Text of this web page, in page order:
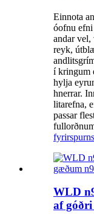
Einnota
óofnu efni
andar
reyk,
í kringum
hylja
hnerrar.
litarefna,
passar
fyrirspurn
WLD
af